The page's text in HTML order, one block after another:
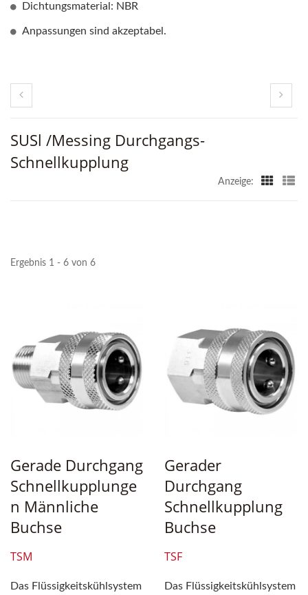
Dichtungsmaterial: NBR
Anpassungen sind akzeptabel.
SUSl /Messing Durchgangs-
Schnellkupplung
Anzeige:
Ergebnis 1 - 6 von 6
Gerade Durchgang
Schnellkupplunge
N Männliche
Buchse
TSM
Das Flüssigkeitskühlsystem
Gerader
Durchgang
Schnellkupplung
Buchse
TSF
Das Flüssigkeitskühlsystem